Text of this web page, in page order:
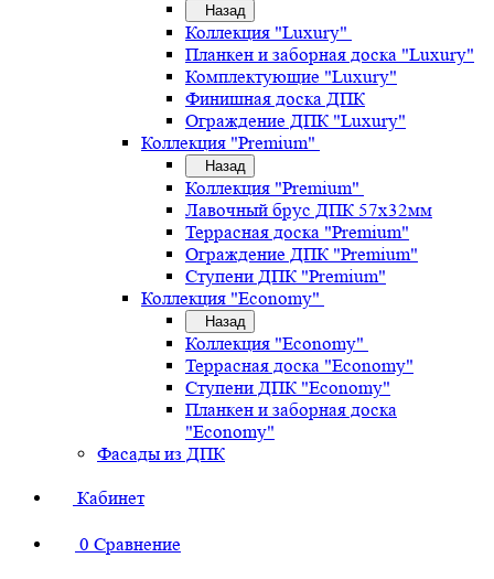
Назад
Коллекция "Luxury"
Планкен и заборная доска "Luxury"
Комплектующие "Luxury"
Финишная доска ДПК
Ограждение ДПК "Luxury"
Коллекция "Premium"
Назад
Коллекция "Premium"
Лавочный брус ДПК 57х32мм
Террасная доска "Premium"
Ограждение ДПК "Premium"
Ступени ДПК "Premium"
Коллекция "Economy"
Назад
Коллекция "Economy"
Террасная доска "Economy"
Ступени ДПК "Economy"
Планкен и заборная доска
"Economy"
Фасады из ДПК
Кабинет
0 Сравнение